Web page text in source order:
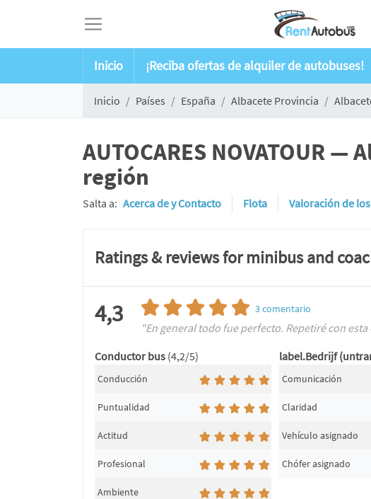
Inicio ¡Reciba ofertas de alquiler de autobuses!
Inicio Países España Albacete Provincia
AUTOCARES NOVATOUR
región
Salta a: Acerca de y Contacto Flota Valoración de
Ratings & reviews for minibus and
4,3 3comentario
"En general todo fue perfecto. Repetiré con esta
Conductor bus (4,2/5)
Conducción
Puntualidad
Actitud
Profesional
Ambiente
label.Bedrijf
Comunicación
Claridad
Vehículo asignado
Chófer asignado